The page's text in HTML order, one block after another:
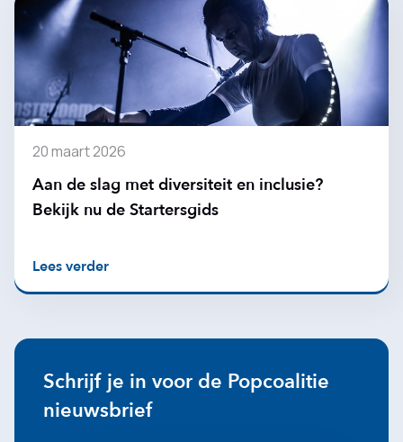
20 maart 2026
Aan de slag met diversiteit en inclusie?
Bekijk nu de Startersgids
Lees verder
Schrijf je in voor de Popcoalitie
nieuwsbrief